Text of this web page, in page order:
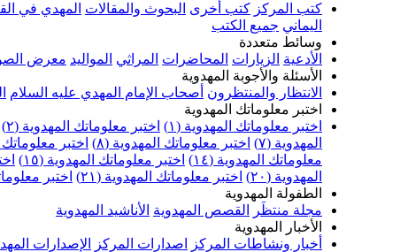
كتب المركز كتب أخرى البحوث والمقالات المهدي في
اليماني جميع الكتب
وسائط متعددة
الأدعية الزيارات المحاضرات المراثي المواليد معرض
الأسئلة والأجوبة المهدوية
الانتظار والمنتظرون أصحاب الإمام المهدي عليه السلام
اختبر معلوماتك المهدوية
اختبر معلوماتك المهدوية (١)
اختبر معلوماتك المهدوية (٢)
المهدوية (٧)
اختبر معلوماتك المهدوية (٨) اختبر معلوماتك
معلوماتك المهدوية (١٤)
اختبر معلوماتك المهدوية (١٥)
المهدوية (٢٠)
اختبر معلوماتك المهدوية (٢١) اختبر
الطفولة المهدوية
مجلة منتظَر
القصص المهدوية الأناشيد المهدوية
الأخبار المهدوية
أخبار ونشاطات المركز
اصدارات المركز الإصدارات